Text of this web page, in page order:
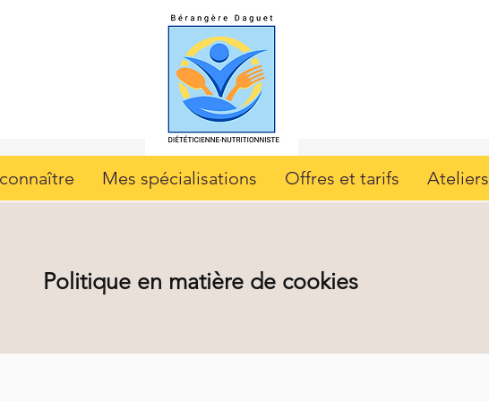
Mes spécialisations Offres et tarifs Ateliers
Politique en matière de cookies